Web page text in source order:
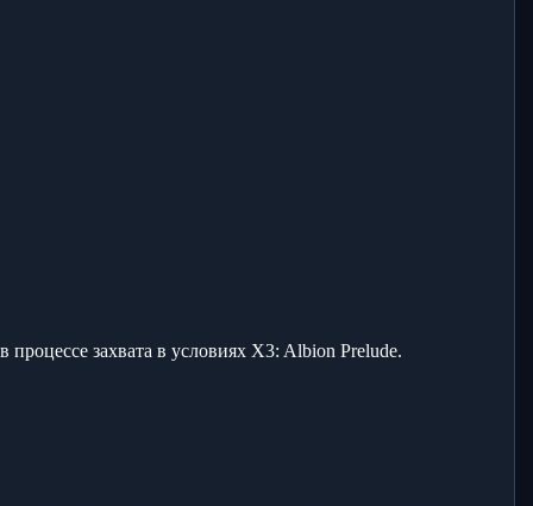
процессе захвата в условиях X3: Albion Prelude.